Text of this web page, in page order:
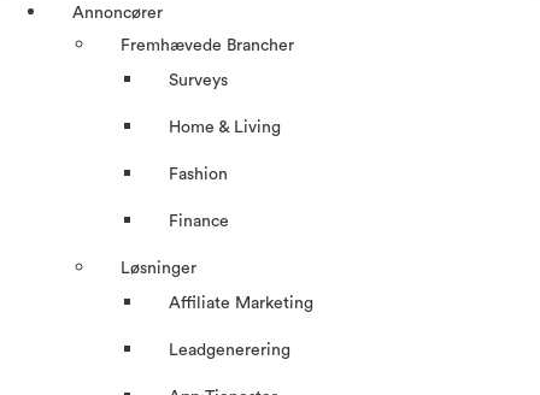
Annoncører
Fremhævede Brancher
Surveys
Home & Living
Fashion
Finance
Løsninger
Affiliate Marketing
Leadgenerering